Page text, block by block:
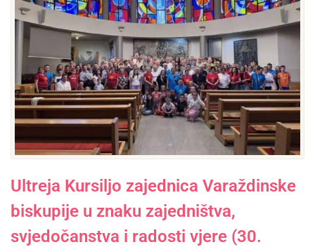
Ultreja Kursiljo zajednica Varaždinske
biskupije u znaku zajedništva,
svjedočanstva i radosti vjere (30.